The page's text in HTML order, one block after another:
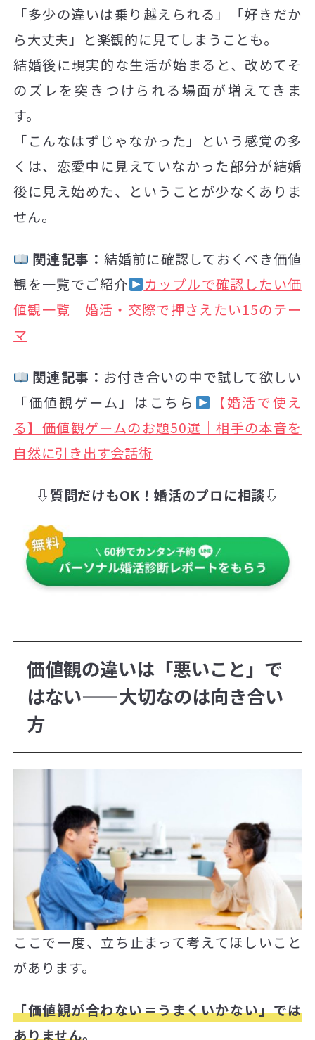
「多少の違いは乗り越えられる」「好きだか
ら大丈夫」と楽観的に見てしまうことも。
結婚後に現実的な生活が始まると、改めてそ
のズレを突きつけられる場面が増えてきま
す。
「こんなはずじゃなかった」という感覚の多
くは、恋愛中に見えていなかった部分が結婚
後に見え始めた、ということが少なくありま
せん。
関連記事： 結婚前に確認しておくべき価値
観を一覧でご紹介
カップルで確認したい価
値観一覧｜婚活・交際で押さえたい15のテー
マ
関連記事： お付き合いの中で試して欲しい
「価値観ゲーム」はこちら
【婚活で使え
る】価値観ゲームのお題50選｜相手の本音を
自然に引き出す会話術
⇩質問だけもOK！婚活のプロに相談⇩
価値観の違いは「悪いこと」で
はない——大切なのは向き合い
方
ここで一度、立ち止まって考えてほしいこと
があります。
「価値観が合わない＝うまくいかない」では
ありません。